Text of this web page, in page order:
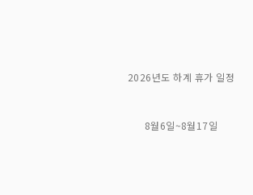
2026년도 하계 휴가 일정
8월6일~8월17일